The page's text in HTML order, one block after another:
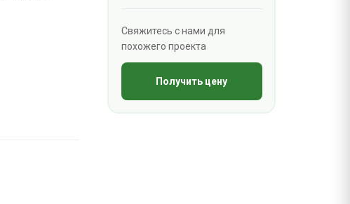
Свяжитесь с нами для
похожего проекта
Получить цену